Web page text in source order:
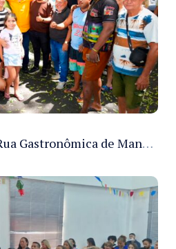
Prefeitura anuncia Rua Gastronômica de Manaus e garante alternativas para 54 ambulantes cadastrados